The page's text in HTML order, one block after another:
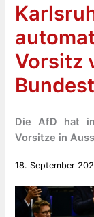
Vorsitz
Die AfD hat
Vorsitze in
18. September